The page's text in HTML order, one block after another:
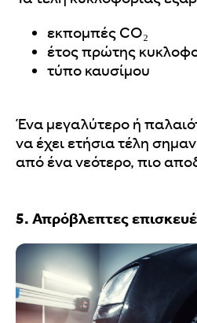
εκπομπές CO₂
έτος πρώτης
τύπο καυσίμου
Ένα μεγαλύτερο ή
να έχει ετήσια τέλη
από ένα νεότερο, πιο
5. Απρόβλεπτες